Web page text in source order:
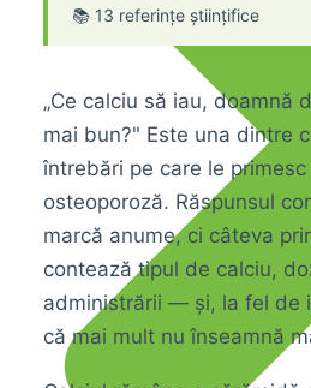
📚 13 referințe științifice
„Ce calciu să iau, doamnă
mai bun?" Este una dintre
întrebări pe care le
osteoporoză. Răspunsul
marcă anume, ci câteva
contează tipul de calciu,
administrării — și, la fel de
că mai mult nu înseamnă